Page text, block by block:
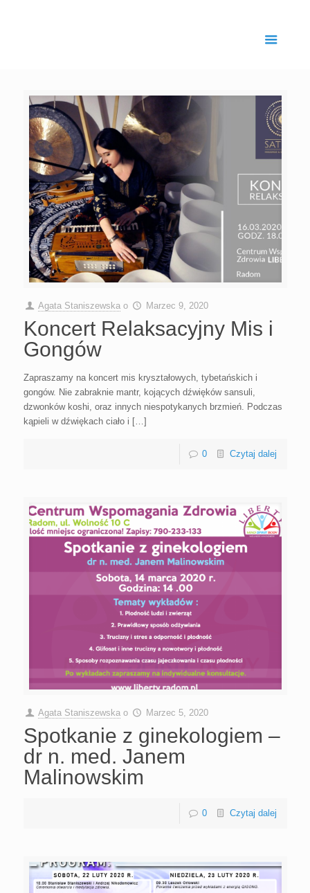
Agata Staniszewska o Marzec 9, 2020
Koncert Relaksacyjny Mis i
Gongów
Zapraszamy na koncert mis kryształowych, tybetańskich i
gongów. Nie zabraknie mantr, kojących dźwięków sansuli,
dzwonków koshi, oraz innych niespotykanych brzmień. Podczas
kąpieli w dźwiękach ciało i […]
0 Czytaj dalej
Agata Staniszewska o Marzec 5, 2020
Spotkanie z ginekologiem –
dr n. med. Janem
Malinowskim
0 Czytaj dalej